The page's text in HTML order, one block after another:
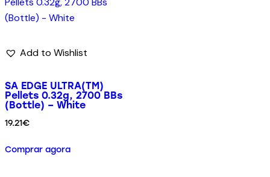
Add to Wishlist
SA EDGE ULTRA(TM)
Pellets 0.32g, 2700 BBs
(Bottle) – White
19.21€
Comprar agora